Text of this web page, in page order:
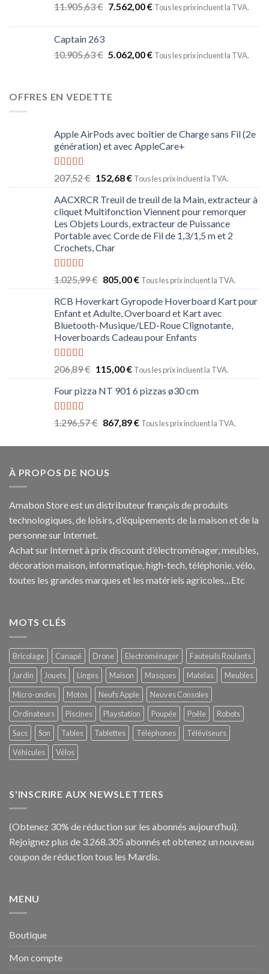
11.905,63€ 7.562,00€ Tous les prix incluent la TVA.
Captain 263
10.905,63€ 5.062,00€ Tous les prix incluent la TVA.
OFFRES EN VEDETTE
Apple AirPods avec boîtier de Charge sans Fil (2e
génération) et avec AppleCare+
Note5.00
sur 5
207,52€ 152,68€ Tous les prix incluent la TVA.
AACXRCR Treuil de treuil de la Main, extracteur à
cliquet Multifonction Viennent pour remorquer
Les Objets Lourds, extracteur de Puissance
Portable avec Corde de Fil de 1,3/1,5 m et 2
Crochets, Char
Note5.00
1.025,99€ 805,00€ Tous les prix incluent la TVA.
RCB Hoverkart Gyropode Hoverboard Kart pour
Enfant et Adulte, Overboard et Kart avec
Bluetooth-Musique/LED-Roue Clignotante,
Hoverboards Cadeau pour Enfants
Note5.00
sur 5
206,89€ 115,00€ Tous les prix incluent la TVA.
Four pizza NT 901 6 pizzas ø30 cm
Note5.00
1.296,57€ 867,89€ Tous les prix incluent la TVA.
À PROPOS DE NOUS
Amabon Store est un distributeur français de produits
technologiques, de loisirs, d’équipements de la maison et de la
personne sur Internet.
Achat sur Internet à prix discount d’électroménager, meubles,
décoration maison, informatique, high-tech, téléphonie, vélo,
toutes les grandes marques et les matériels agricoles…Etc
MOTS CLÉS
Bricolage Canapé Drone Electroménager
Fauteuils Roulants
Jardin
Jouets Linges Maison Masques Matelas
Meubles
Micro-ondes
Motos Neufs Apple
Neuves Consoles
Ordinateurs
Piscines Playstation Poupée Poêle
Robots
Sacs
Son Tables Tablettes Téléphones
Téléviseurs
Véhicules
Vélos
S'INSCRIRE AUX NEWSLETTERS
(Obtenez 30% de réduction sur les abonnés aujourd’hui).
Rejoignez plus de 3.268.305 abonnés et obtenez un nouveau
coupon de réduction tous les Mardis.
MENU
Boutique
Mon compte